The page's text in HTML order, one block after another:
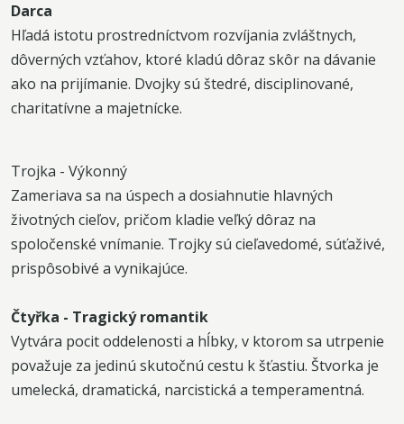
Darca
Hľadá istotu prostredníctvom rozvíjania zvláštnych,
dôverných vzťahov, ktoré kladú dôraz skôr na dávanie
ako na prijímanie. Dvojky sú štedré, disciplinované,
charitatívne a majetnícke.
Trojka - Výkonný
Zameriava sa na úspech a dosiahnutie hlavných
životných cieľov, pričom kladie veľký dôraz na
spoločenské vnímanie. Trojky sú cieľavedomé, súťaživé,
prispôsobivé a vynikajúce.
Čtyřka - Tragický romantik
Vytvára pocit oddelenosti a hĺbky, v ktorom sa utrpenie
považuje za jedinú skutočnú cestu k šťastiu. Štvorka je
umelecká, dramatická, narcistická a temperamentná.